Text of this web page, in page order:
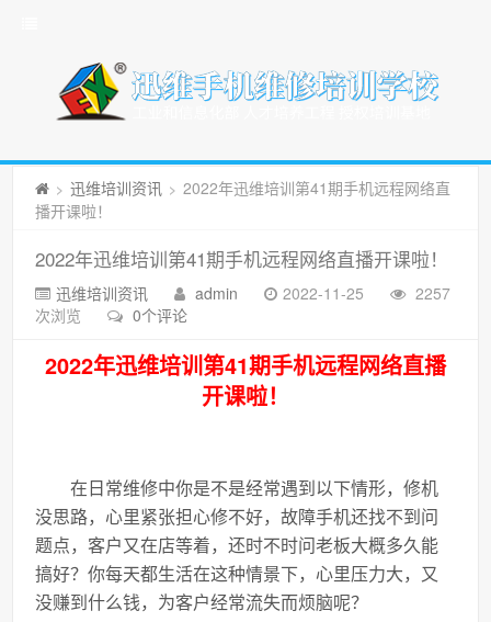
> 迅维培训资讯 > 2022年迅维培训第41期手机远程网络直
播开课啦！
2022年迅维培训第41期手机远程网络直播开课啦！
迅维培训资讯 admin 2022-11-25
2257
次浏览
0个评论
2022年迅维培训第41期手机远程网络直播
开课啦！
在日常维修中你是不是经常遇到以下情形，修机
没思路，心里紧张担心修不好，故障手机还找不到问
题点，客户又在店等着，还时不时问老板大概多久能
搞好？你每天都生活在这种情景下，心里压力大，又
没赚到什么钱，为客户经常流失而烦脑呢？